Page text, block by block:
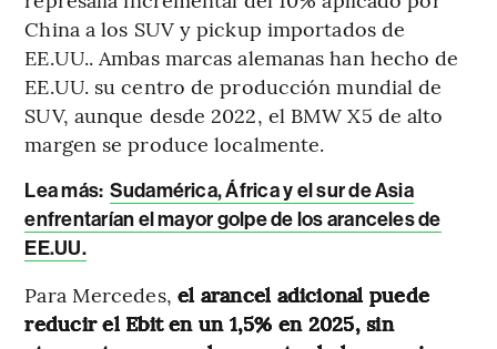
China a los SUV y pickup importados de
EE.UU.. Ambas marcas alemanas han hecho de
EE.UU. su centro de producción mundial de
SUV, aunque desde 2022, el BMW X5 de alto
margen se produce localmente.
Lea más: Sudamérica, África y el sur de Asia
enfrentarían el mayor golpe de los aranceles de
EE.UU.
Para Mercedes, el arancel adicional puede
reducir el Ebit en un 1,5% en 2025, sin